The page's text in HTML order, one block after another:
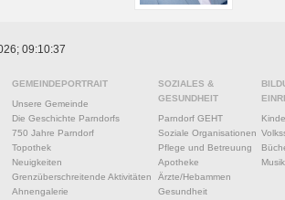
09:10:37
GEMEINDEPORTRAIT
Unsere Gemeinde
Die Geschichte Parndorfs
750 Jahre Parndorf
Topothek
Neuigkeiten
Grenzüberschreitende Aktivitäten
Ahnengalerie
SOZIALES &
GESUNDHEIT
Parndorf GEHT
Soziale Organisationen
Pflege und Betreuung
Apotheke
Ärzte/Hebammen
Gesundheit